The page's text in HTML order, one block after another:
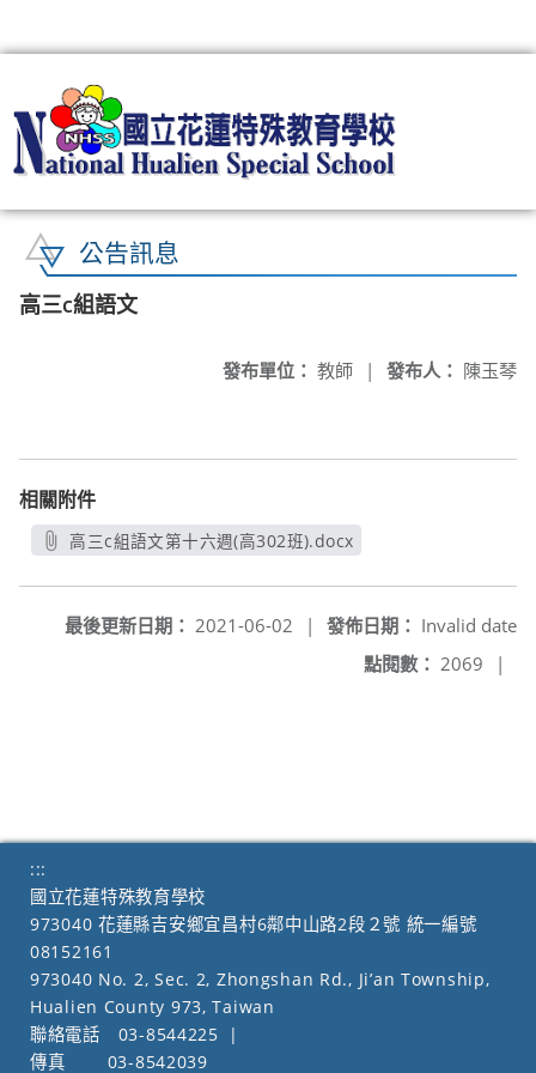
公告訊息
高三c組語文
發布人： 陳玉琴
發布單位： 教師 |
相關附件
高三c組語文第十六週(高302班).docx
發佈日期： Invalid date
最後更新日期： 2021-06-02
|
點閱數： 2069 |
:::
國立花蓮特殊教育學校
973040 花蓮縣吉安鄉宜昌村6鄰中山路2段２號 統一編號
08152161
973040 No. 2, Sec. 2, Zhongshan Rd., Ji’an Township,
Hualien County 973, Taiwan
聯絡電話
03-8544225
|
傳真
03-8542039